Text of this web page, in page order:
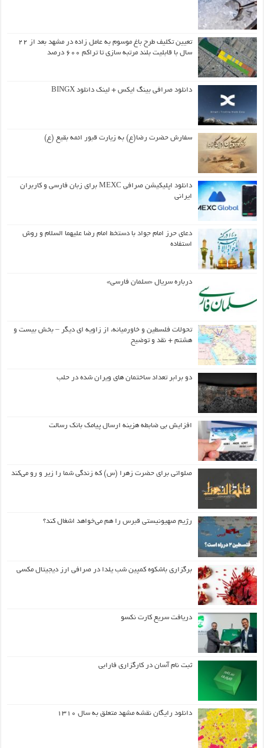
تعیین تکلیف طرح باغ موسوم به عامل زاده در مشهد بعد از ۲۲
سال با قابلیت بلند مرتبه سازی تا تراکم ۶۰۰ درصد
دانلود صرافی بینگ ایکس + لینک دانلود BINGX
سفارش حضرت رضا(ع) به زیارت قبور ائمه بقیع (ع)
دانلود اپلیکیشن صرافی MEXC برای زبان فارسی و کاربران
ایرانی
دعای حرز امام جواد با دستخط امام رضا علیهما السلام و روش
استفاده
درباره سریال «سلمان فارسی»
تحولات فلسطین و خاورمیانه، از زاویه ای دیگر – بخش بیست و
هشتم + نقد و توضیح
دو برابر تعداد ساختمان های ویران شده در حلب
افزایش بی ضابطه هزینه ارسال پیامک بانک رسالت
صلواتی برای حضرت زهرا (س) که زندگی شما را زیر و رو می‌کند
رژیم صهیونیستی قبرس را هم می‌خواهد اشغال کند؟
برگزاری باشکوه کمپین شب یلدا در صرافی ارز دیجیتال مکسی
دریافت سریع کارت نکسو
ثبت نام آسان در کارگزاری فارابی
دانلود رایگان نقشه مشهد متعلق به سال ۱۳۱۰